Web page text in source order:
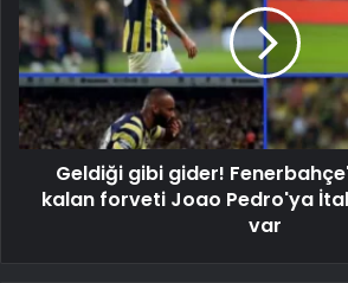
Geldiği gibi gider!
kalan forveti Joao Pedro'ya
var